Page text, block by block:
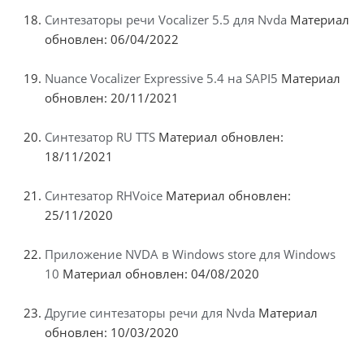
Синтезаторы речи Vocalizer 5.5 для Nvda Материал
обновлен: 06/04/2022
Nuance Vocalizer Expressive 5.4 на SAPI5 Материал
обновлен: 20/11/2021
Синтезатор RU TTS Материал обновлен:
18/11/2021
Синтезатор RHVoice Материал обновлен:
25/11/2020
Приложение NVDA в Windows store для Windows
10 Материал обновлен: 04/08/2020
Другие синтезаторы речи для Nvda Материал
обновлен: 10/03/2020